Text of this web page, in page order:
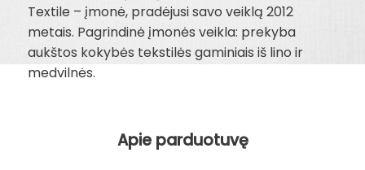
Textile – įmonė, pradėjusi savo veiklą 2012
metais. Pagrindinė įmonės veikla: prekyba
aukštos kokybės tekstilės gaminiais iš lino ir
medvilnės.
Apie parduotuvę